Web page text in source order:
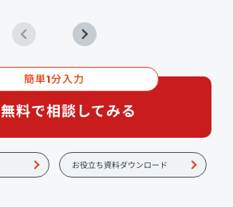
簡単1分入力
無料で相談してみる
お役立ち資料ダウンロード